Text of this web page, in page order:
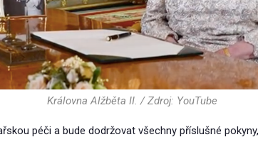
Královna Alžběta II. / Zdroj: YouTube
péči a bude dodržovat všechny příslušné